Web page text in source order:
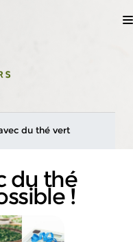
du thé vert
du thé
!